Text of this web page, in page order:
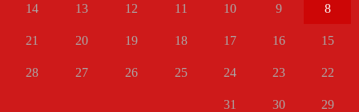
8
9
10
11
12
13
14
15
16
17
18
19
20
21
22
23
24
25
26
27
28
29
30
31